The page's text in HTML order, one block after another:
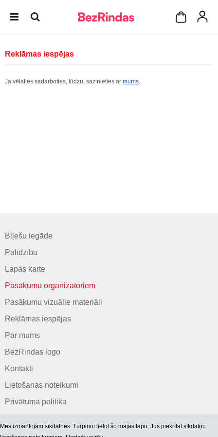
Reklāmas iespējas
Ja vēlaties sadarboties, lūdzu, sazinieties ar mums.
Biļešu iegāde
Palīdzība
Lapas karte
Pasākumu organizatoriem
Pasākumu vizuālie materiāli
Reklāmas iespējas
Par mums
BezRindas logo
Kontakti
Lietošanas noteikumi
Privātuma politika
Mēs izmantojam sīkdatnes. Turpinot lietot šo mājas lapu, Jūs piekrītatsīkdatņu